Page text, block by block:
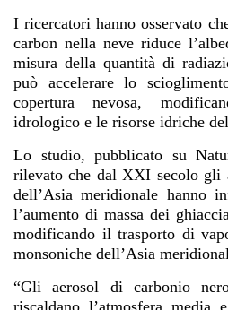
I ricercatori hanno osservato
carbon nella neve riduce
misura della quantità di
può accelerare lo
copertura nevosa,
idrologico e le risorse idriche
Lo studio, pubblicato su
rilevato che dal XXI secolo gli
dell’Asia meridionale hanno
l’aumento di massa dei
modificando il trasporto di
monsoniche dell’Asia
“Gli aerosol di carbonio
riscaldano l’atmosfera media